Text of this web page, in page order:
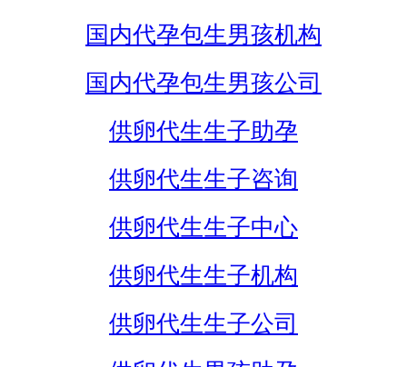
国内代孕包生男孩机构
国内代孕包生男孩公司
供卵代生生子助孕
供卵代生生子咨询
供卵代生生子中心
供卵代生生子机构
供卵代生生子公司